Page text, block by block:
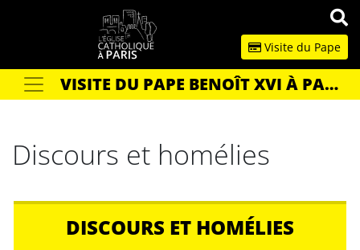
Visite du Pape
Votre recherche OKVISITE DU PAPE BENOÎT XVI À PARIS EN 2008
Discours et homélies
DISCOURS ET HOMÉLIES
Panneau de gestion des cookies